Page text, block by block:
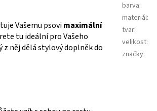
Vašemu psovimaximální
tu ideální pro Vašeho
z něj dělá stylový doplněk do
barva:
materiál:
tvar:
velikost:
značky: